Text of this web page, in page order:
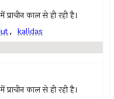
प्राचीन काल से ही रही है।
, kalidas
प्राचीन काल से ही रही है।